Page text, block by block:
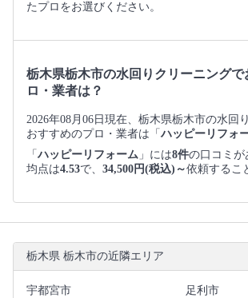
たプロをお選びください。
栃木県栃木市の水回りクリーニングで
ロ・業者は？
2026年08月06日現在、栃木県栃木市の水回
おすすめのプロ・業者は「ハッピーリフォ
「ハッピーリフォーム 」には8件の口コミが
均点は4.53で、 34,500円(税込)～依頼するこ
栃木県 栃木市の近隣エリア
宇都宮市
足利市